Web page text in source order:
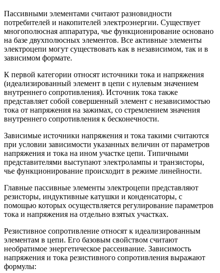
Пассивными элементами считают разновидности
потребителей и накопителей электроэнергии. Существует
многополюсная аппаратура, чье функционирование основано
на базе двухполюсных элементов. Все активные элементы
электроцепи могут существовать как в независимом, так и в
зависимом формате.
К первой категории относят источники тока и напряжения
(идеализированный элемент в цепи с нулевым значением
внутреннего сопротивления). Источник тока также
представляет собой совершенный элемент с независимостью
тока от напряжения на зажимах, со стремлением значения
внутреннего сопротивления к бесконечности.
Зависимые источники напряжения и тока такими считаются
при условии зависимости указанных величин от параметров
напряжения и тока на ином участке цепи. Типичными
представителями выступают электролампы и транзисторы,
чье функционирование происходит в режиме линейности.
Главные пассивные элементы электроцепи представляют
резисторы, индуктивные катушки и конденсаторы, с
помощью которых осуществляется регулирование параметров
тока и напряжения на отдельно взятых участках.
Резистивное сопротивление относят к идеализированным
элементам в цепи. Его базовым свойством считают
необратимое энергетическое рассеивание. Зависимость
напряжения и тока резистивного сопротивления выражают
формулы: